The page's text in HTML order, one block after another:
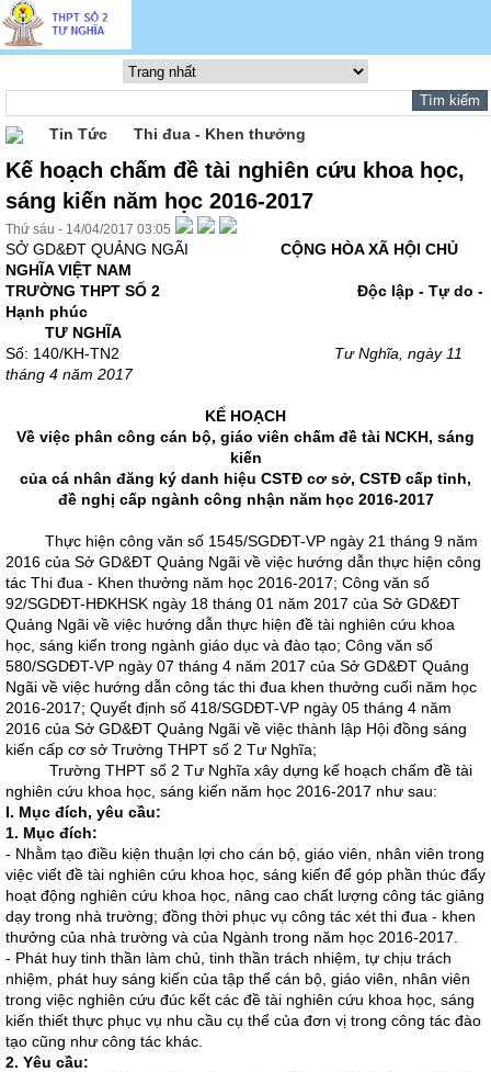
Tin Tức Thi đua - Khen thưởng
Kế hoạch chấm đề tài nghiên cứu khoa học,
sáng kiến năm học 2016-2017
Thứ sáu - 14/04/2017 03:05
SỞ GD&ĐT QUẢNG NGÃI CỘNG HÒA XÃ HỘI CHỦ
NGHĨA VIỆT NAM
TRƯỜNG THPT SỐ 2 Độc lập - Tự do -
Hạnh phúc
TƯ NGHĨA
Số: 140/KH-TN2 Tư Nghĩa, ngày 11
tháng 4 năm 2017
KẾ HOẠCH
Về việc phân công cán bộ, giáo viên chấm đề tài NCKH, sáng
kiến
của cá nhân đăng ký danh hiệu CSTĐ cơ sở, CSTĐ cấp tỉnh,
đề nghị cấp ngành công nhận năm học 2016-2017
Thực hiện công văn số 1545/SGDĐT-VP ngày 21 tháng 9 năm
2016 của Sở GD&ĐT Quảng Ngãi về việc hướng dẫn thực hiện công
tác Thi đua - Khen thưởng năm học 2016-2017; Công văn số
92/SGDĐT-HĐKHSK ngày 18 tháng 01 năm 2017 của Sở GD&ĐT
Quảng Ngãi về việc hướng dẫn thực hiện đề tài nghiên cứu khoa
học, sáng kiến trong ngành giáo dục và đào tạo; Công văn số
580/SGDĐT-VP ngày 07 tháng 4 năm 2017 của Sở GD&ĐT Quảng
Ngãi về việc hướng dẫn công tác thi đua khen thưởng cuối năm học
2016-2017; Quyết định số 418/SGDĐT-VP ngày 05 tháng 4 năm
2016 của Sở GD&ĐT Quảng Ngãi về việc thành lập Hội đồng sáng
kiến cấp cơ sở Trường THPT số 2 Tư Nghĩa;
Trường THPT số 2 Tư Nghĩa xây dựng kế hoạch chấm đề tài
nghiên cứu khoa học, sáng kiến năm học 2016-2017 như sau:
I. Mục đích, yêu cầu:
1. Mục đích:
- Nhằm tạo điều kiện thuận lợi cho cán bộ, giáo viên, nhân viên trong
việc viết đề tài nghiên cứu khoa học, sáng kiến để góp phần thúc đẩy
hoạt động nghiên cứu khoa học, nâng cao chất lượng công tác giảng
dạy trong nhà trường; đồng thời phục vụ công tác xét thi đua - khen
thưởng của nhà trường và của Ngành trong năm học 2016-2017.
- Phát huy tinh thần làm chủ, tinh thần trách nhiệm, tự chịu trách
nhiệm, phát huy sáng kiến của tập thể cán bộ, giáo viên, nhân viên
trong việc nghiên cứu đúc kết các đề tài nghiên cứu khoa học, sáng
kiến thiết thực phục vụ nhu cầu cụ thể của đơn vị trong công tác đào
tạo cũng như công tác khác.
2. Yêu cầu: